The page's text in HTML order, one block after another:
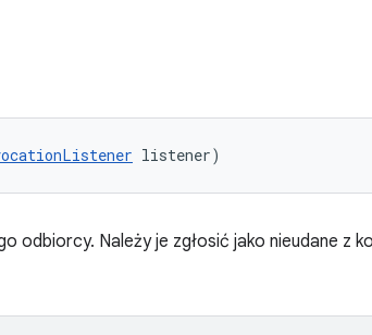
listener)
odbiorcy. Należy je zgłosić jako nieudane z